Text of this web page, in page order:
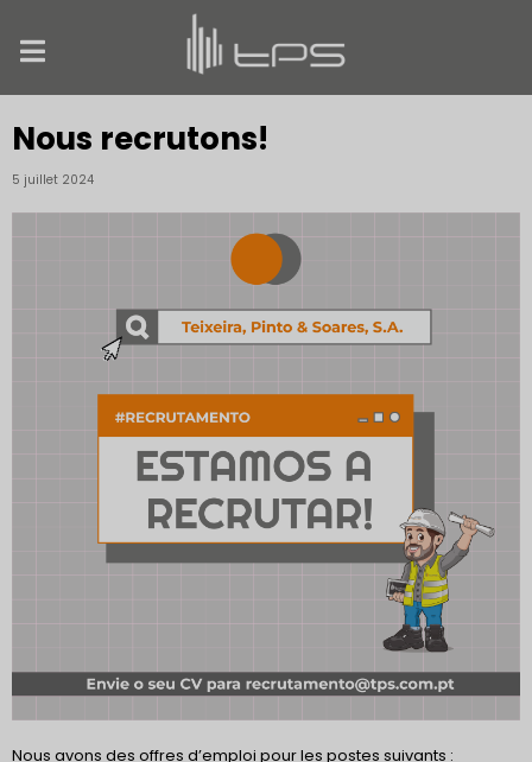
Nous recrutons!
5 juillet 2024
Nous avons des offres d’emploi pour les postes suivants :